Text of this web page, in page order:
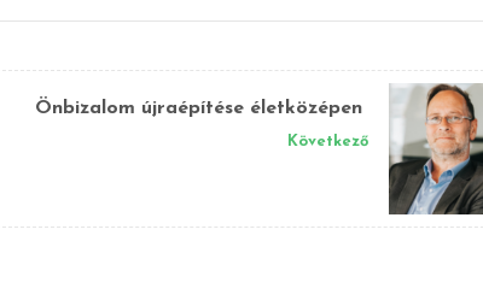
Önbizalom újraépítése életközépen
Következő